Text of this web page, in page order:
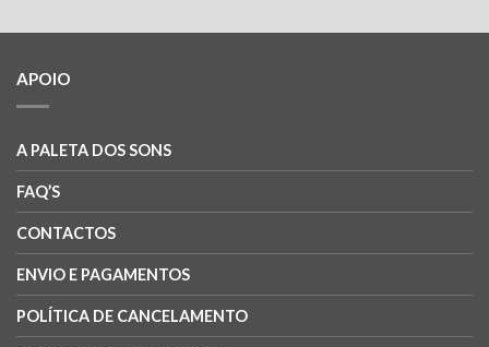
APOIO
A PALETA DOS SONS
FAQ’S
CONTACTOS
ENVIO E PAGAMENTOS
POLÍTICA DE CANCELAMENTO